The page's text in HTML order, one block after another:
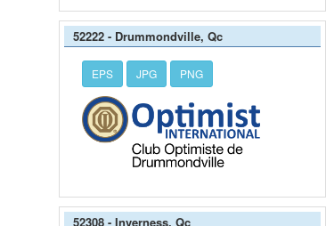
52222 - Drummondville, Qc
EPS JPG PNG
52308 - Inverness, Qc